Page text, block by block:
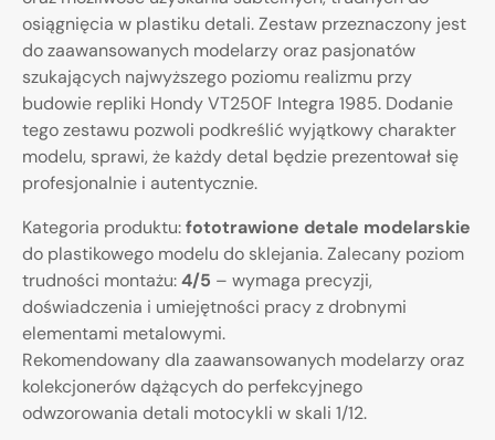
osiągnięcia w plastiku detali. Zestaw przeznaczony jest
do zaawansowanych modelarzy oraz pasjonatów
szukających najwyższego poziomu realizmu przy
budowie repliki Hondy VT250F Integra 1985. Dodanie
tego zestawu pozwoli podkreślić wyjątkowy charakter
modelu, sprawi, że każdy detal będzie prezentował się
profesjonalnie i autentycznie.
Kategoria produktu:fototrawione detale modelarskie
do plastikowego modelu do sklejania. Zalecany poziom
trudności montażu:4/5 – wymaga precyzji,
doświadczenia i umiejętności pracy z drobnymi
elementami metalowymi.
Rekomendowany dla zaawansowanych modelarzy oraz
kolekcjonerów dążących do perfekcyjnego
odwzorowania detali motocykli w skali 1/12.